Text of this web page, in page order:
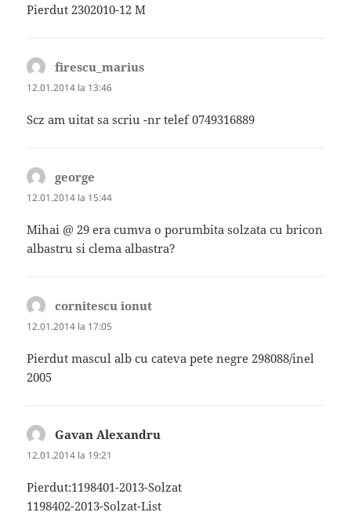
Pierdut 2302010-12 M
firescu_marius
12.01.2014 la 13:46
Scz am uitat sa scriu -nr telef 0749316889
george
12.01.2014 la 15:44
Mihai @ 29 era cumva o porumbita solzata cu bricon
albastru si clema albastra?
cornitescu ionut
12.01.2014 la 17:05
Pierdut mascul alb cu cateva pete negre 298088/inel
2005
Gavan Alexandru
12.01.2014 la 19:21
Pierdut:1198401-2013-Solzat
1198402-2013-Solzat-List